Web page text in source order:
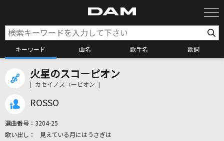
キーワード 曲名 歌手名 歌詞
カラオケ検索
火星のスコーピオン
[ カセイノスコーピオン ]
ROSSO
選曲番号： 3204-25
見えている月にはうさぎは